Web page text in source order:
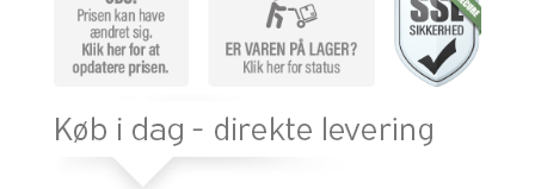
kundebedø
mmelser